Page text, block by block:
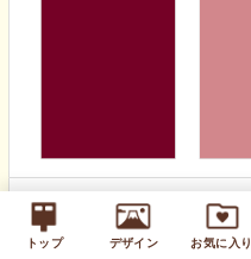
トップ デザイン お気に入り
無地カラー（通年）